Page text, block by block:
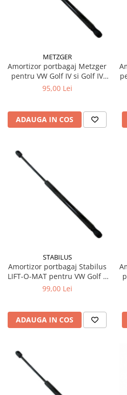
Aditivi Auto
Antigel
Lichid de Frana
Lichid de Parbriz
Ulei Cutie de Viteze
Uleiuri Hidraulice
Vaselina si Lubrifianti Auto
METZGER
Amortizor portbagaj Metzger
pentru VW Golf IV si Golf IV
Variant 500N
95,00 Lei
ADAUGA IN COS
STABILUS
Amortizor portbagaj Stabilus
LIFT-O-MAT pentru VW Golf V
1K1
99,00 Lei
ADAUGA IN COS